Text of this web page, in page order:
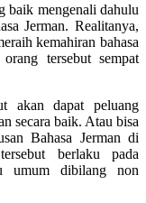
baik mengenali dahulu
Jerman. Realitanya,
kemahiran bahasa
tersebut sempat
akan dapat peluang
secara baik. Atau bisa
Bahasa Jerman di
berlaku pada
umum dibilang non